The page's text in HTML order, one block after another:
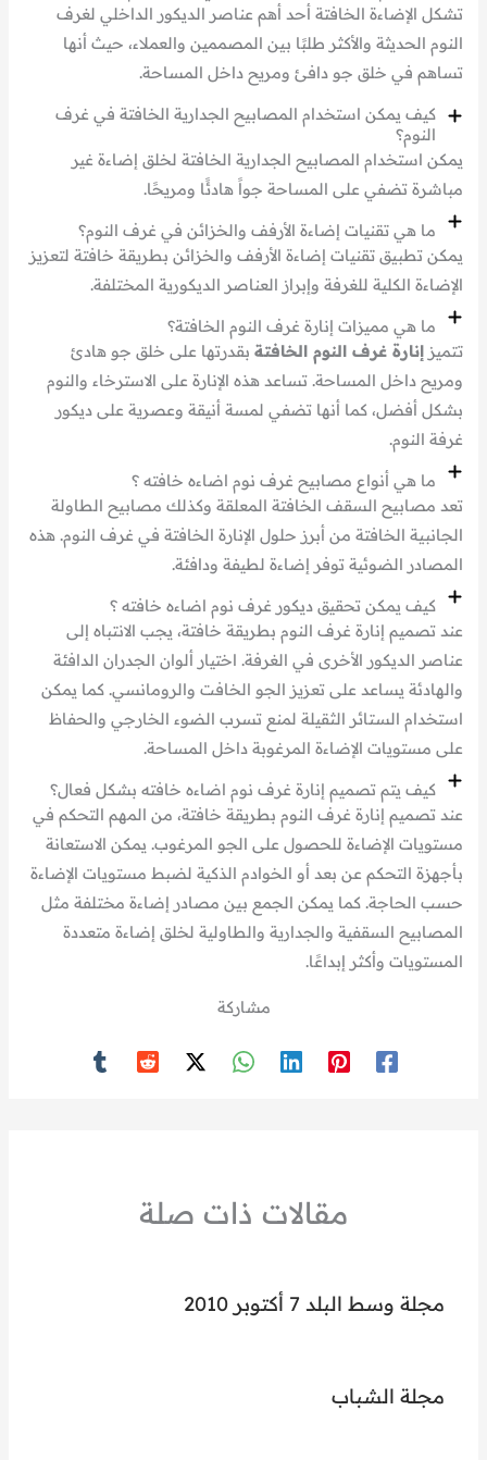
تشكل الإضاءة الخافتة أحد أهم عناصر الديكور الداخلي لغرف
النوم الحديثة والأكثر طلبًا بين المصممين والعملاء، حيث أنها
تساهم في خلق جو دافئ ومريح داخل المساحة.
كيف يمكن استخدام المصابيح الجدارية الخافتة في غرف
النوم؟
يمكن استخدام المصابيح الجدارية الخافتة لخلق إضاءة غير
مباشرة تضفي على المساحة جواً هادئًا ومريحًا.
ما هي تقنيات إضاءة الأرفف والخزائن في غرف النوم؟
يمكن تطبيق تقنيات إضاءة الأرفف والخزائن بطريقة خافتة لتعزيز
الإضاءة الكلية للغرفة وإبراز العناصر الديكورية المختلفة.
ما هي مميزات إنارة غرف النوم الخافتة؟
تتميزإنارة غرف النوم الخافتة بقدرتها على خلق جو هادئ
ومريح داخل المساحة. تساعد هذه الإنارة على الاسترخاء والنوم
بشكل أفضل، كما أنها تضفي لمسة أنيقة وعصرية على ديكور
غرفة النوم.
ما هي أنواع مصابيح غرف نوم اضاءه خافته ؟
تعد مصابيح السقف الخافتة المعلقة وكذلك مصابيح الطاولة
الجانبية الخافتة من أبرز حلول الإنارة الخافتة في غرف النوم. هذه
المصادر الضوئية توفر إضاءة لطيفة ودافئة.
كيف يمكن تحقيق ديكور غرف نوم اضاءه خافته ؟
عند تصميم إنارة غرف النوم بطريقة خافتة، يجب الانتباه إلى
عناصر الديكور الأخرى في الغرفة. اختيار ألوان الجدران الدافئة
والهادئة يساعد على تعزيز الجو الخافت والرومانسي. كما يمكن
استخدام الستائر الثقيلة لمنع تسرب الضوء الخارجي والحفاظ
على مستويات الإضاءة المرغوبة داخل المساحة.
كيف يتم تصميم إنارة غرف نوم اضاءه خافته بشكل فعال؟
عند تصميم إنارة غرف النوم بطريقة خافتة، من المهم التحكم في
مستويات الإضاءة للحصول على الجو المرغوب. يمكن الاستعانة
بأجهزة التحكم عن بعد أو الخوادم الذكية لضبط مستويات الإضاءة
حسب الحاجة. كما يمكن الجمع بين مصادر إضاءة مختلفة مثل
المصابيح السقفية والجدارية والطاولية لخلق إضاءة متعددة
المستويات وأكثر إبداعًا.
مشاركة
مقالات ذات صلة
مجلة وسط البلد 7 أكتوبر 2010
مجلة الشباب